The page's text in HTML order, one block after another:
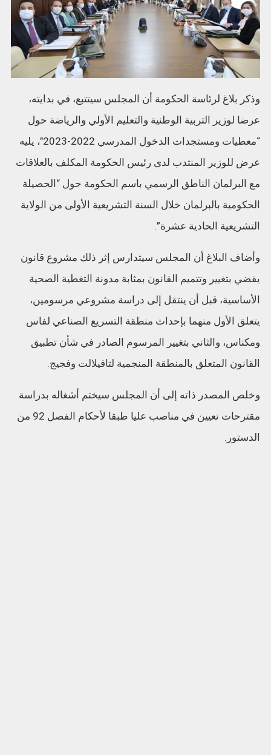
وذكر بلاغ لرئاسة الحكومة أن المجلس سيتتبع، في بدايته،
عرضا لوزير التربية الوطنية والتعليم الأولي والرياضة حول
“معطيات ومستجدات الدخول المدرسي 2022-2023″، يليه
عرض للوزير المنتدب لدى رئيس الحكومة المكلف بالعلاقات
مع البرلمان الناطق الرسمي باسم الحكومة حول “الحصيلة
الحكومية بالبرلمان خلال السنة التشريعية الأولى من الولاية
التشريعية الحادية عشرة”.
وأضاف البلاغ أن المجلس سيتدارس إثر ذلك مشروع قانون
يقضي بتغيير وتتميم القانون بمثابة مدونة التغطية الصحية
الأساسية، قبل أن ينتقل إلى دراسة مشروعي مرسومين،
يتعلق الأول منهما بإحداث منطقة التسريع الصناعي لفاس
ومكناس، والثاني بتغيير المرسوم الصادر في شأن تطبيق
القانون المتعلق بالمنطقة المنجمية لتافيلالت وفجيج.
وخلص المصدر ذاته إلى أن المجلس سيختم أشغاله بدراسة
مقترحات تعيين في مناصب عليا طبقا لأحكام الفصل 92 من
الدستور.